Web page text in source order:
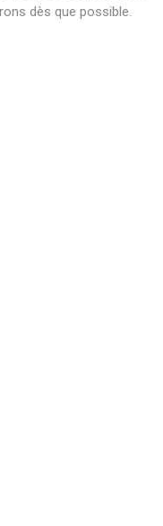
dès que possible.